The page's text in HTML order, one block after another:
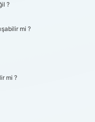
?
mi ?
mi ?